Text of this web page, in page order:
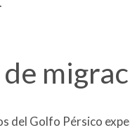
del Golfo Pérsico